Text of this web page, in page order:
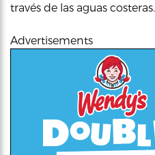
través de las aguas costeras.
Advertisements